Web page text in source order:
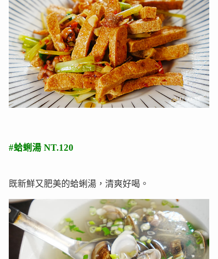
#蛤蜊湯 NT.120
既新鮮又肥美的蛤蜊湯，清爽好喝。